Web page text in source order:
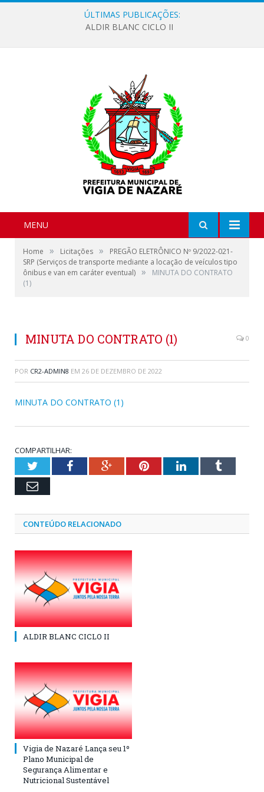
ÚLTIMAS PUBLICAÇÕES:
ALDIR BLANC CICLO II
MENU
Home » Licitações »
PREGÃO ELETRÔNICO Nº 9/2022-021-
SRP (Serviços de transporte mediante a locação de veículos tipo
ônibus e van em caráter eventual) »
MINUTA DO CONTRATO
(1)
MINUTA DO CONTRATO (1) 0
POR CR2-ADMIN8 EM 26 DE DEZEMBRO DE 2022
MINUTA DO CONTRATO (1)
COMPARTILHAR:
TwitterFacebookGoogle+PinterestLinkedInTumblr
Email
CONTEÚDO RELACIONADO
ALDIR BLANC CICLO II
Vigia de Nazaré Lança seu 1º
Plano Municipal de
Segurança Alimentar e
Nutricional Sustentável